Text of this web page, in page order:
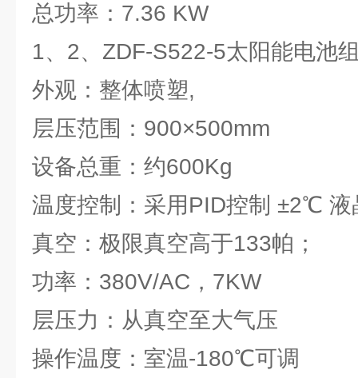
总功率：7.36 KW
1、2、ZDF-S522-5太阳能电池
外观：整体喷塑,
层压范围：900×500mm
设备总重：约600Kg
温度控制：采用PID控制 ±2℃ 液
真空：极限真空高于133帕；
功率：380V/AC，7KW
层压力：从真空至大气压
操作温度：室温-180℃可调